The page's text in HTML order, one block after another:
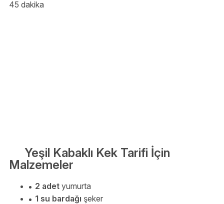
45 dakika
Yeşil Kabaklı Kek Tarifi İçin
Malzemeler
2 adet yumurta
1 su bardağı şeker